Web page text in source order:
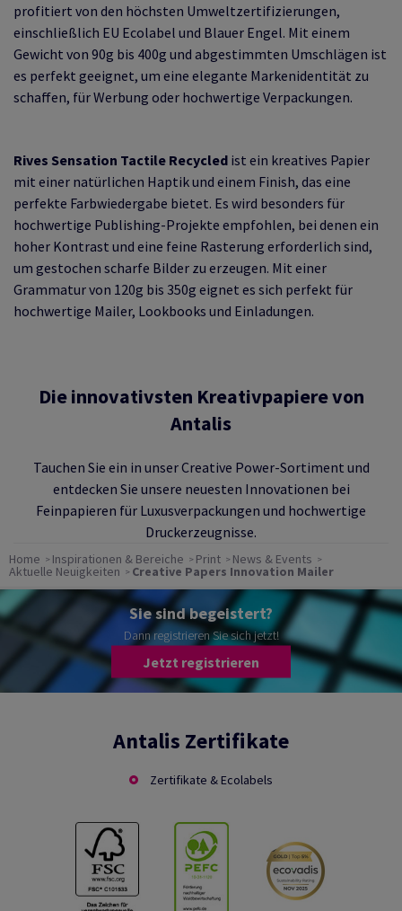
profitiert von den höchsten Umweltzertifizierungen,
einschließlich EU Ecolabel und Blauer Engel. Mit einem
Gewicht von 90g bis 400g und abgestimmten Umschlägen ist
es perfekt geeignet, um eine elegante Markenidentität zu
schaffen, für Werbung oder hochwertige Verpackungen.
Rives Sensation Tactile Recycled ist ein kreatives Papier
mit einer natürlichen Haptik und einem Finish, das eine
perfekte Farbwiedergabe bietet. Es wird besonders für
hochwertige Publishing-Projekte empfohlen, bei denen ein
hoher Kontrast und eine feine Rasterung erforderlich sind,
um gestochen scharfe Bilder zu erzeugen. Mit einer
Grammatur von 120g bis 350g eignet es sich perfekt für
hochwertige Mailer, Lookbooks und Einladungen.
Die innovativsten Kreativpapiere von
Antalis
Tauchen Sie ein in unser Creative Power-Sortiment und
entdecken Sie unsere neuesten Innovationen bei
Feinpapieren für Luxusverpackungen und hochwertige
Druckerzeugnisse.
Home Inspirationen & Bereiche Print News & Events
Aktuelle Neuigkeiten Creative Papers Innovation Mailer
Sie sind begeistert?
Dann registrieren Sie sich jetzt!
Jetzt registrieren
Antalis Zertifikate
Zertifikate & Ecolabels